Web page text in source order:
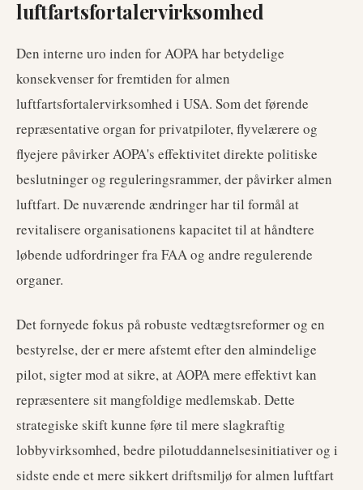
luftfartsfortalervirksomhed
Den interne uro inden for AOPA har betydelige
konsekvenser for fremtiden for almen
luftfartsfortalervirksomhed i USA. Som det førende
repræsentative organ for privatpiloter, flyvelærere og
flyejere påvirker AOPA's effektivitet direkte politiske
beslutninger og reguleringsrammer, der påvirker almen
luftfart. De nuværende ændringer har til formål at
revitalisere organisationens kapacitet til at håndtere
løbende udfordringer fra FAA og andre regulerende
organer.
Det fornyede fokus på robuste vedtægtsreformer og en
bestyrelse, der er mere afstemt efter den almindelige
pilot, sigter mod at sikre, at AOPA mere effektivt kan
repræsentere sit mangfoldige medlemskab. Dette
strategiske skift kunne føre til mere slagkraftig
lobbyvirksomhed, bedre pilotuddannelsesinitiativer og i
sidste ende et mere sikkert driftsmiljø for almen luftfart